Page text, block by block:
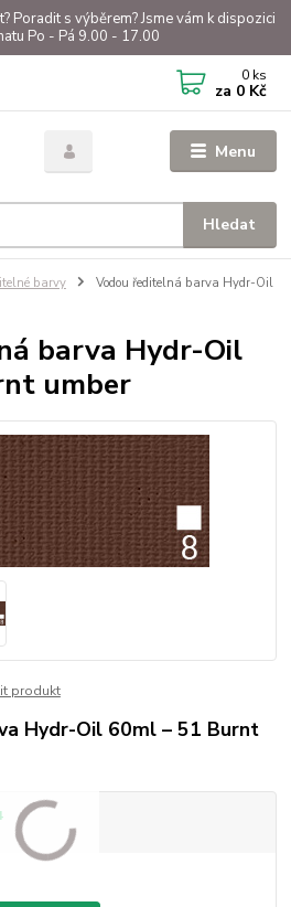
Poradit s výběrem? Jsme vám k dispozici
Po - Pá 9.00 - 17.00
Menu
Hledat
0 ks
za 0 Kč
barvy
Vodou ředitelná barva Hydr-Oil
barva Hydr-Oil
umber
produkt
Hydr-Oil 60ml – 51 Burnt